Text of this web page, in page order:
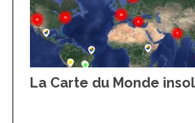
La Carte du Monde